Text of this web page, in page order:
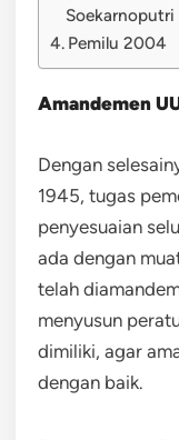
Soekarnoputri
Pemilu 2004
Amandemen
Dengan
1945, tugas
penyesuaian
ada dengan
telah
menyusun
dimiliki, agar
dengan baik.